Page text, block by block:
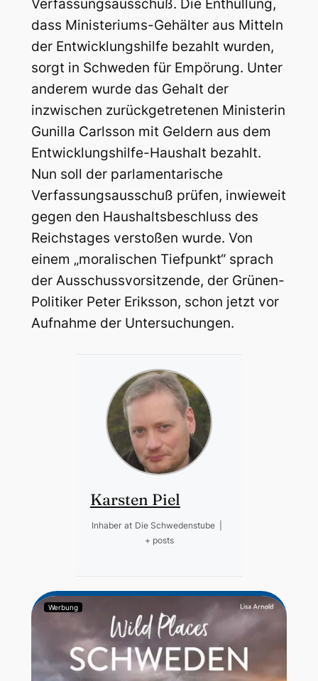
Verfassungsausschuß. Die Enthüllung,
dass Ministeriums-Gehälter aus Mitteln
der Entwicklungshilfe bezahlt wurden,
sorgt in Schweden für Empörung. Unter
anderem wurde das Gehalt der
inzwischen zurückgetretenen Ministerin
Gunilla Carlsson mit Geldern aus dem
Entwicklungshilfe-Haushalt bezahlt.
Nun soll der parlamentarische
Verfassungsausschuß prüfen, inwieweit
gegen den Haushaltsbeschluss des
Reichstages verstoßen wurde. Von
einem „moralischen Tiefpunkt“ sprach
der Ausschussvorsitzende, der Grünen-
Politiker Peter Eriksson, schon jetzt vor
Aufnahme der Untersuchungen.
Karsten Piel
Inhaber at Die Schwedenstube
+ posts
Werbung